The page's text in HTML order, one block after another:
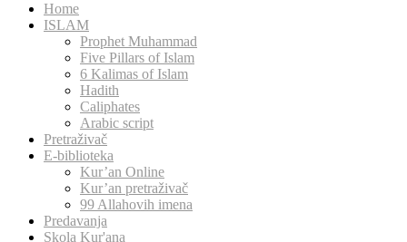
Home
ISLAM
Prophet Muhammad
Five Pillars of Islam
6 Kalimas of Islam
Hadith
Caliphates
Arabic script
Pretraživač
E-biblioteka
Kur’an Online
Kur’an pretraživač
99 Allahovih imena
Predavanja
Skola Kur'ana